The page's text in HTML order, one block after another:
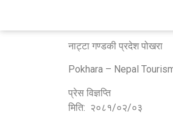
Pokhara -
नाट्टा गण्डकी प्रदेश पोखरा
Pokhara – Nepal
प्रेस विज्ञप्ति
मिति: २०८१/०२/०३